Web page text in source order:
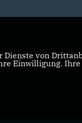
Dienste von
Einwilligung.